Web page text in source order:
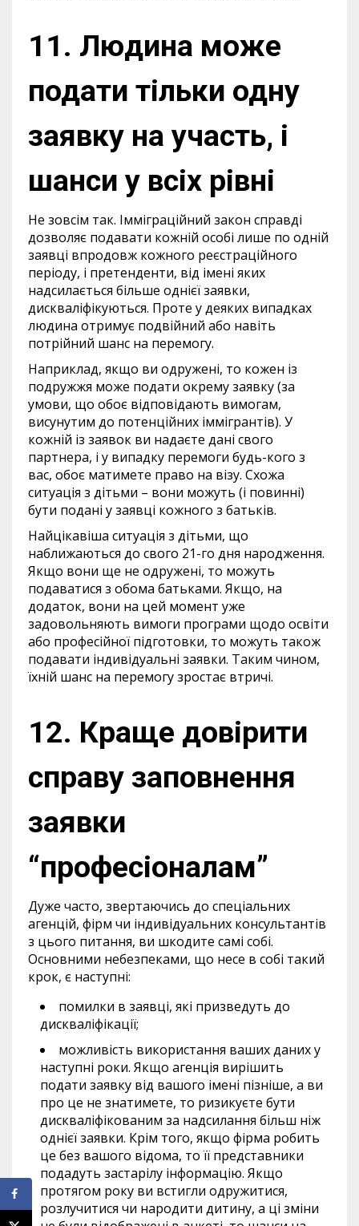
11. Людина може
подати тільки одну
заявку на участь, і
шанси у всіх рівні
Не зовсім так. Імміграційний закон справді
дозволяє подавати кожній особі лише по одній
заявці впродовж кожного реєстраційного
періоду, і претенденти, від імені яких
надсилається більше однієї заявки,
дискваліфікуються. Проте у деяких випадках
людина отримує подвійний або навіть
потрійний шанс на перемогу.
Наприклад, якщо ви одружені, то кожен із
подружжя може подати окрему заявку (за
умови, що обоє відповідають вимогам,
висунутим до потенційних іммігрантів). У
кожній із заявок ви надаєте дані свого
партнера, і у випадку перемоги будь-кого з
вас, обоє матимете право на візу. Схожа
ситуація з дітьми – вони можуть (і повинні)
бути подані у заявці кожного з батьків.
Найцікавіша ситуація з дітьми, що
наближаються до свого 21-го дня народження.
Якщо вони ще не одружені, то можуть
подаватися з обома батьками. Якщо, на
додаток, вони на цей момент уже
задовольняють вимоги програми щодо освіти
або професійної підготовки, то можуть також
подавати індивідуальні заявки. Таким чином,
їхній шанс на перемогу зростає втричі.
12. Краще довірити
справу заповнення
заявки
“професіоналам”
Дуже часто, звертаючись до спеціальних
агенцій, фірм чи індивідуальних консультантів
з цього питання, ви шкодите самі собі.
Основними небезпеками, що несе в собі такий
крок, є наступні:
помилки в заявці, які призведуть до
дискваліфікації;
можливість використання ваших даних у
наступні роки. Якщо агенція вирішить
подати заявку від вашого імені пізніше, а ви
про це не знатимете, то ризикуєте бути
дискваліфікованим за надсилання більш ніж
однієї заявки. Крім того, якщо фірма робить
це без вашого відома, то її представники
подадуть застарілу інформацію. Якщо
протягом року ви встигли одружитися,
розлучитися чи народити дитину, а ці зміни